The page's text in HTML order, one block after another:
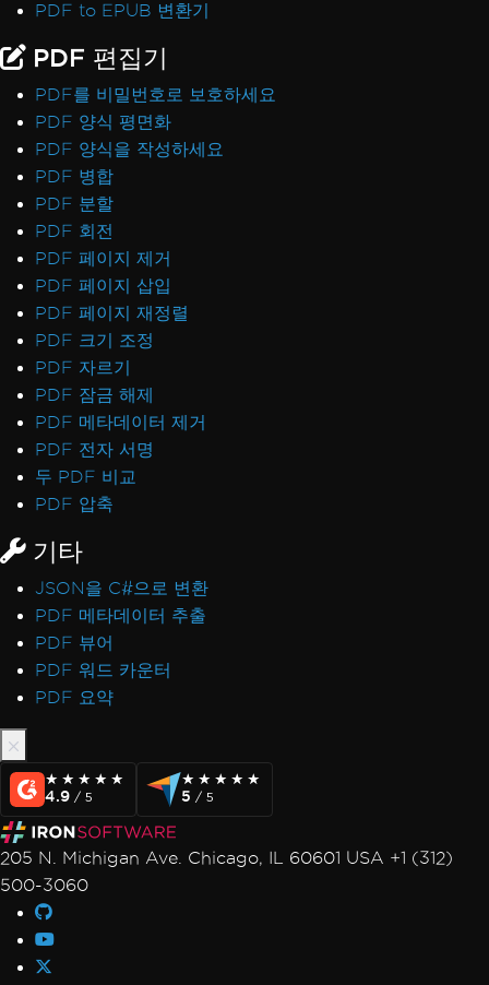
PDF to EPUB 변환기
PDF 편집기
PDF를 비밀번호로 보호하세요
PDF 양식 평면화
PDF 양식을 작성하세요
PDF 병합
PDF 분할
PDF 회전
PDF 페이지 제거
PDF 페이지 삽입
PDF 페이지 재정렬
PDF 크기 조정
PDF 자르기
PDF 잠금 해제
PDF 메타데이터 제거
PDF 전자 서명
두 PDF 비교
PDF 압축
기타
JSON을 C#으로 변환
PDF 메타데이터 추출
PDF 뷰어
PDF 워드 카운터
PDF 요약
★★★★★
★★★★★
4.9 / 5
★★★★★
★★★★★
5 / 5
205 N. Michigan Ave. Chicago, IL 60601 USA +1 (312)
500-3060